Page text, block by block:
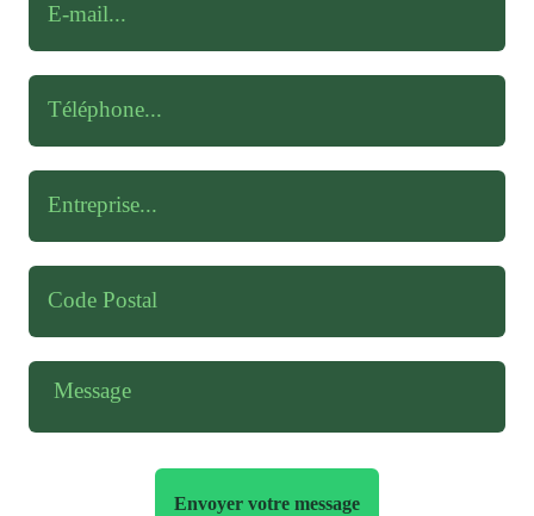
Envoyer votre message